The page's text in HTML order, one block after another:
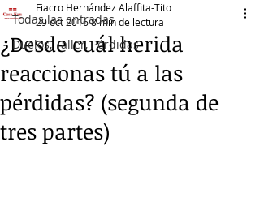
Todas las entradas
Duelos, Taller, Pérdidas
¿Desde cuál herida
reaccionas tú a las
pérdidas? (segunda de
tres partes)
Fiacro Hernández Alaffita-Tito
29 oct 20168 min de lectura